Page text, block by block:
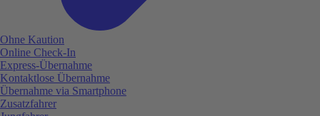
Ohne Kaution
Online Check-In
Express-Übernahme
Kontaktlose Übernahme
Übernahme via Smartphone
Zusatzfahrer